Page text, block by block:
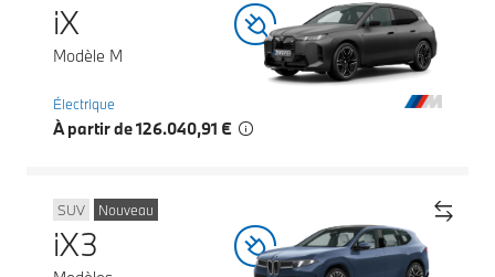
iX
Modèle M
Électrique
À partir de 126.040,91 €
SUV Nouveau
iX3